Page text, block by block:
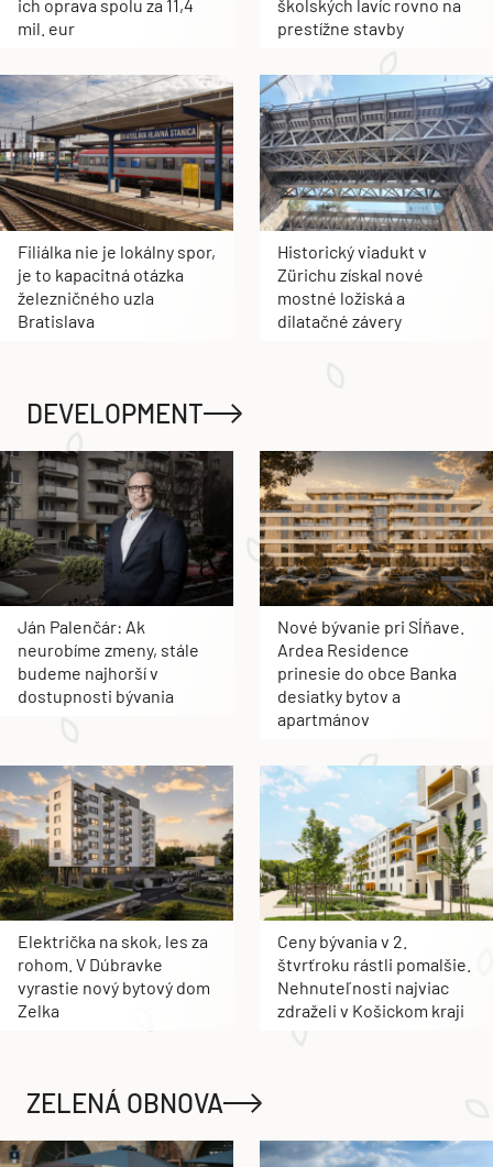
ich oprava spolu za 11,4
mil. eur
školských lavíc rovno na
prestížne stavby
Filiálka nie je lokálny spor,
je to kapacitná otázka
železničného uzla
Bratislava
Historický viadukt v
Zürichu získal nové
mostné ložiská a
dilatačné závery
DEVELOPMENT
Ján Palenčár: Ak
neurobíme zmeny, stále
budeme najhorší v
dostupnosti bývania
Nové bývanie pri Sĺňave.
Ardea Residence
prinesie do obce Banka
desiatky bytov a
apartmánov
Električka na skok, les za
rohom. V Dúbravke
vyrastie nový bytový dom
Zelka
Ceny bývania v 2.
štvrťroku rástli pomalšie.
Nehnuteľnosti najviac
zdraželi v Košickom kraji
ZELENÁ OBNOVA